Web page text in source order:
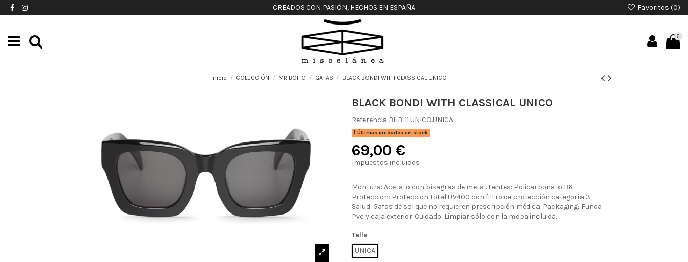
CREADOS CON PASIÓN, HECHOS EN ESPAÑA Favoritos (0)
0
Inicio COLECCIÓN MR BOHO GAFAS BLACK BONDI WITH CLASSICAL UNICO
BLACK BONDI WITH CLASSICAL UNICO
Referencia BHB-11.UNICO.UNICA
Últimas unidades en stock
69,00 €
Impuestos incluidos
Montura: Acetato con bisagras de metal. Lentes: Policarbonato B6.
Protección: Protección total UV400 con filtro de protección categoría 3.
Salud: Gafas de sol que no requieren prescripción médica. Packaging: Funda
Pvc y caja exterior. Cuidado: Limpiar sólo con la mopa incluida.
Talla
UNICA